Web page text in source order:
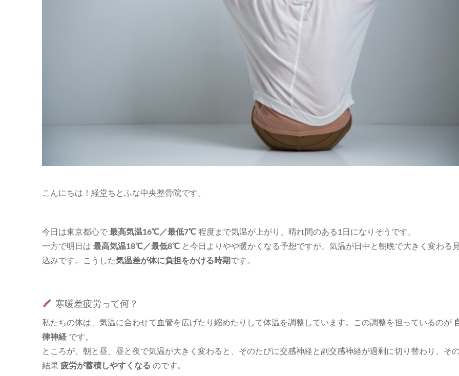
こんにちは！経堂ちとふな中央整骨院です。
今日は東京都心で 最高気温16℃／最低7℃ 程度まで気温が上がり、晴れ間のある1日になりそうです。
一方で明日は 最高気温18℃／最低8℃ と今日よりやや暖かくなる予想ですが、気温が日中と朝晩で大きく変わる
込みです。こうした気温差が体に負担をかける時期です。
寒暖差疲労って何？
私たちの体は、気温に合わせて血管を広げたり縮めたりして体温を調整しています。この調整を担っているのが
律神経 です。
ところが、朝と昼、昼と夜で気温が大きく変わると、そのたびに交感神経と副交感神経が過剰に切り替わり、そ
結果 疲労が蓄積しやすくなる のです。